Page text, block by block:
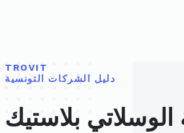
TROVIT
دليل الشركات التونسية
بلاستيك